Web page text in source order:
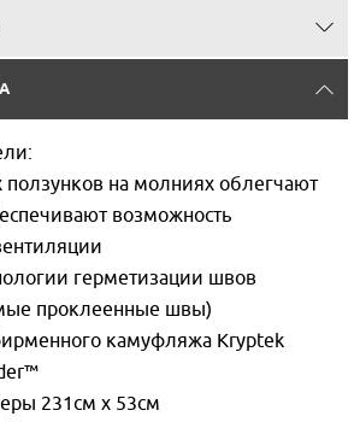
ползунков на молниях облегчают
возможность
герметизации швов
проклеенные швы)
камуфляжа Kryptek
231см х 53см